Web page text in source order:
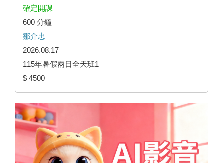
確定開課
600 分鐘
鄒介忠
2026.08.17
115年暑假兩日全天班1
$ 4500